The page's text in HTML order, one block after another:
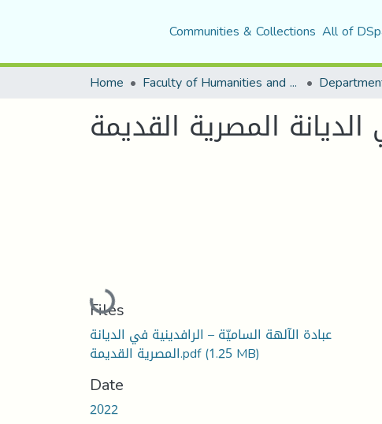
Communities & Collections All of
Home Faculty of Humanities and Social Sciences
المصرية القديمة
Loading...
Files
عبادة الآلهة الساميّة – الرافدينية في الديانة
المصرية القديمة.pdf(1.25 MB)
Date
2022